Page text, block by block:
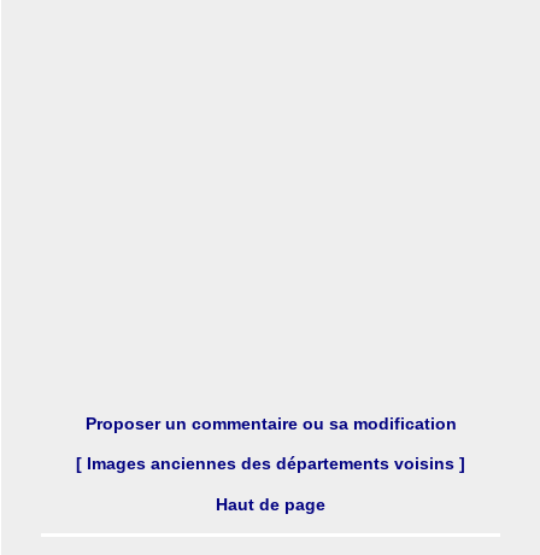
Proposer un commentaire ou sa modification
[ Images anciennes des départements voisins ]
Haut de page